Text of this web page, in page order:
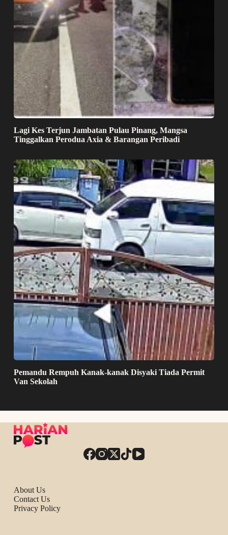
Lagi Kes Terjun Jambatan Pulau Pinang, Mangsa
Tinggalkan Perodua Axia & Barangan Peribadi
Pemandu Rempuh Kanak-kanak Disyaki Tiada Permit
Van Sekolah
About Us
Contact Us
Privacy Policy